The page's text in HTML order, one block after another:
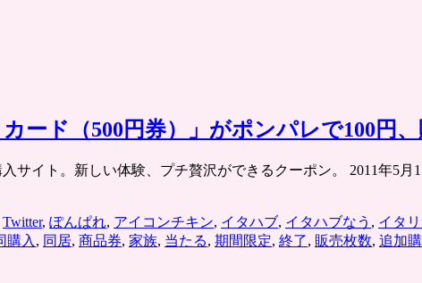
ード（500円券）」がポンパレで100円
サイト。新しい体験、プチ贅沢ができるクーポン。 2011年5
Twitter, ぽんぱれ, アイコンチキン, イタハブ, イタハブなう , イタ
購入 , 同居, 商品券, 家族, 当たる, 期間限定, 終了, 販売枚数, 追加